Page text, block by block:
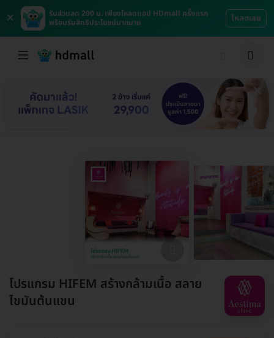
×
รับส่วนลด 200 บ. เพียงโหลดแอป HDmall ครั้งแรก
พร้อมรับสิทธิประโยชน์มากมาย
โหลดเลย
โปรแกรม HIFEM สร้างกล้ามเนื้อ สลาย
ไขมันต้นแขน